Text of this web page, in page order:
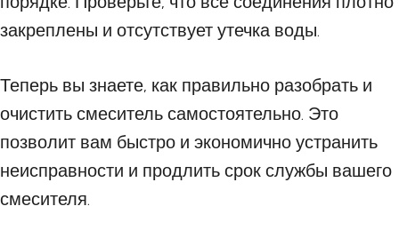
закреплены и отсутствует утечка воды.
Теперь вы знаете, как правильно разобрать и
очистить смеситель самостоятельно. Это
позволит вам быстро и экономично устранить
неисправности и продлить срок службы вашего
смесителя.